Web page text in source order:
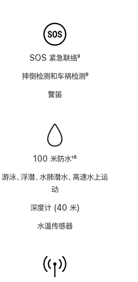
SOS 紧急联络9
摔倒检测和车祸检测9
警笛
100 米防水16
游泳、浮潜、水肺潜水、高速水上运
动
深度计 (40 米)
水温传感器